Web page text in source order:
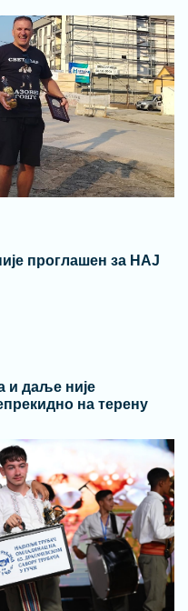
проглашен за НАЈ
и даље није
на терену